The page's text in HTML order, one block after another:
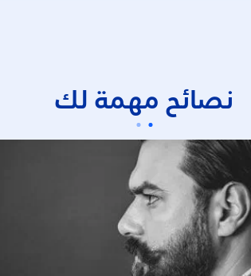
نصائح مهمة لك